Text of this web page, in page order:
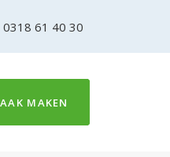
0318 61 40 30
MAKEN